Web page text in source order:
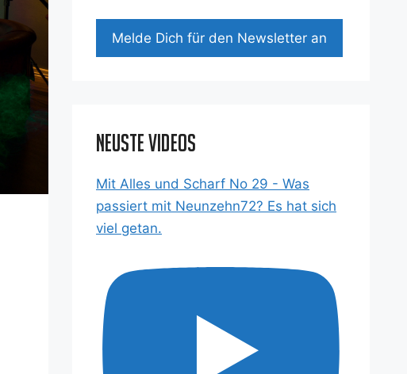
Mel­de Dich für den News­let­ter an
Neuste Videos
Mit Alles und Scharf No 29 - Was
passiert mit Neunzehn72? Es hat sich
viel getan.